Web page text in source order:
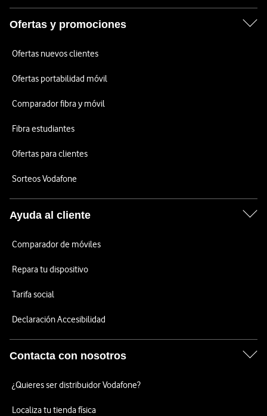
Ofertas y promociones
Ofertas nuevos clientes
Ofertas portabilidad móvil
Comparador fibra y móvil
Fibra estudiantes
Ofertas para clientes
Sorteos Vodafone
Ayuda al cliente
Comparador de móviles
Repara tu dispositivo
Tarifa social
Declaración Accesibilidad
Contacta con nosotros
¿Quieres ser distribuidor Vodafone?
Localiza tu tienda física